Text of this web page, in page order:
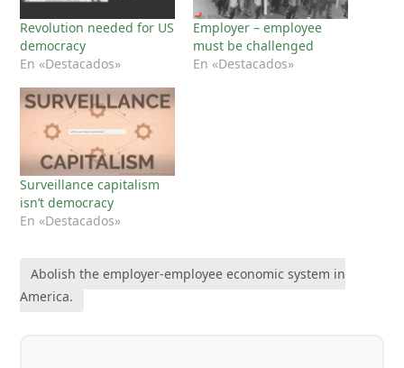
Revolution needed for US
democracy
En «Destacados»
Employer – employee
must be challenged
En «Destacados»
Surveillance capitalism
isn’t democracy
En «Destacados»
Abolish the employer-employee economic system in
America.